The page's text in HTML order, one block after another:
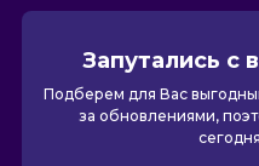
Запутались с
Подберем для Вас
за обновлениями,